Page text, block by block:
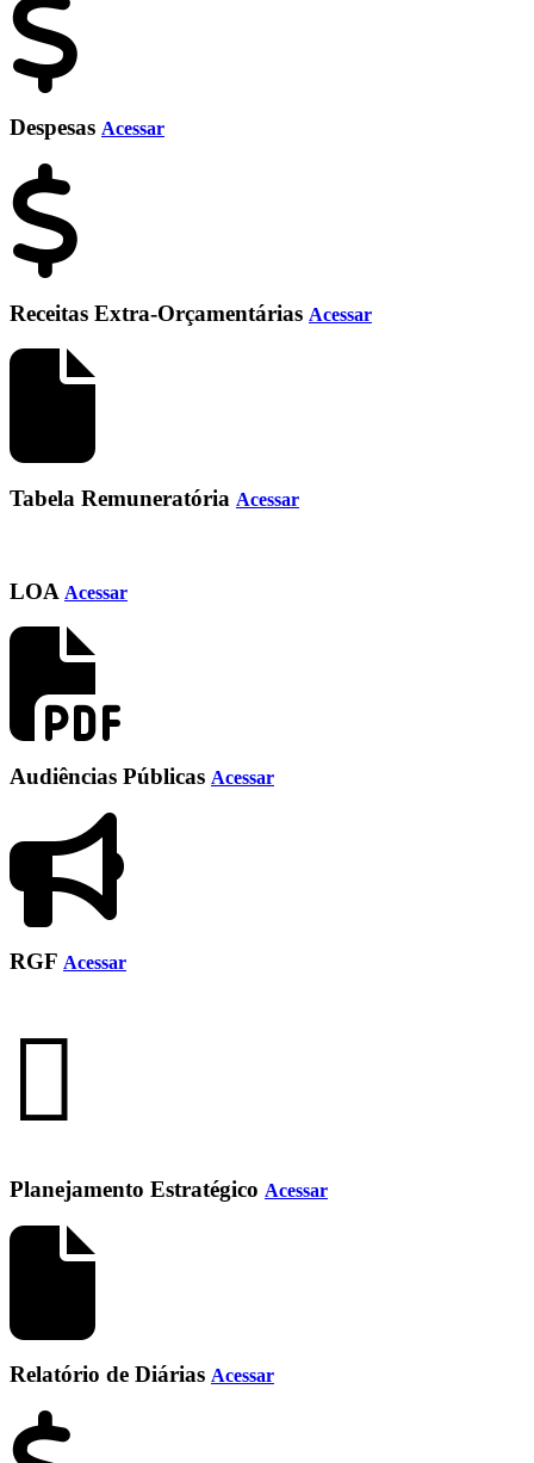
Despesas Acessar
Receitas Extra-Orçamentárias Acessar
Tabela Remuneratória Acessar
LOA Acessar
Audiências Públicas Acessar
RGF Acessar
Planejamento Estratégico Acessar
Relatório de Diárias Acessar